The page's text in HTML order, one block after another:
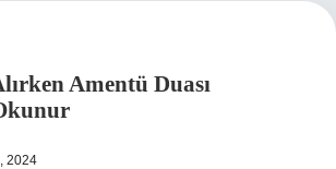
Amentü Duası
2024